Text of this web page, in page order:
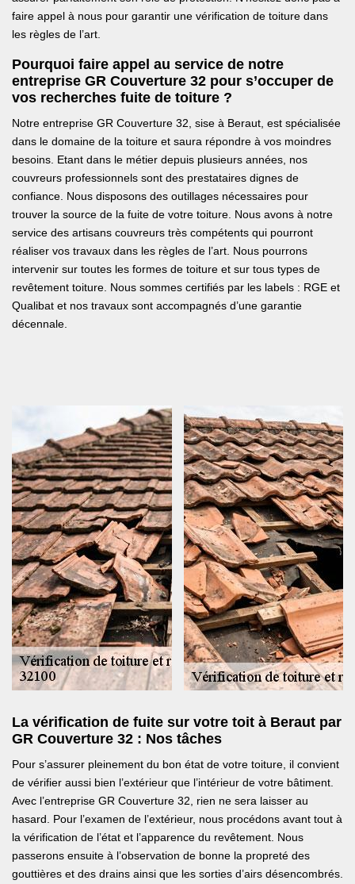
faire appel à nous pour garantir une vérification de toiture dans
les règles de l’art.
Pourquoi faire appel au service de notre
entreprise GR Couverture 32 pour s’occuper de
vos recherches fuite de toiture ?
Notre entreprise GR Couverture 32, sise à Beraut, est spécialisée
dans le domaine de la toiture et saura répondre à vos moindres
besoins. Etant dans le métier depuis plusieurs années, nos
couvreurs professionnels sont des prestataires dignes de
confiance. Nous disposons des outillages nécessaires pour
trouver la source de la fuite de votre toiture. Nous avons à notre
service des artisans couvreurs très compétents qui pourront
réaliser vos travaux dans les règles de l’art. Nous pourrons
intervenir sur toutes les formes de toiture et sur tous types de
revêtement toiture. Nous sommes certifiés par les labels : RGE et
Qualibat et nos travaux sont accompagnés d’une garantie
décennale.
La vérification de fuite sur votre toit à Beraut par
GR Couverture 32 : Nos tâches
Pour s’assurer pleinement du bon état de votre toiture, il convient
de vérifier aussi bien l’extérieur que l’intérieur de votre bâtiment.
Avec l’entreprise GR Couverture 32, rien ne sera laisser au
hasard. Pour l’examen de l’extérieur, nous procédons avant tout à
la vérification de l’état et l’apparence du revêtement. Nous
passerons ensuite à l’observation de bonne la propreté des
gouttières et des drains ainsi que les sorties d’airs désencombrés.